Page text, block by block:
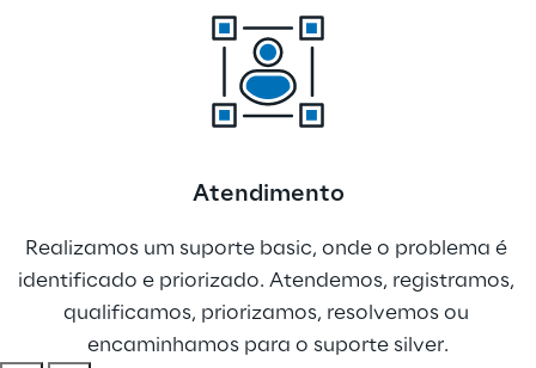
Atendimento
Realizamos um suporte basic, onde o problema é
identificado e priorizado. Atendemos, registramos,
qualificamos, priorizamos, resolvemos ou
encaminhamos para o suporte silver.